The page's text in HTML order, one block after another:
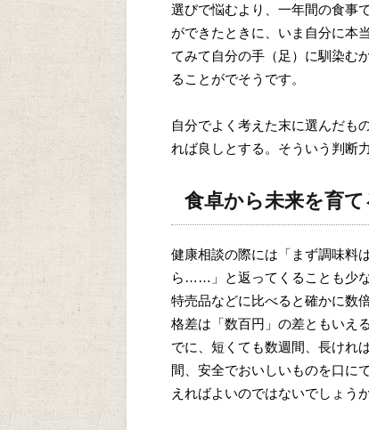
選びで悩むより、一年間の食事
ができたときに、いま自分に本
てみて自分の手（足）に馴染む
ることがでそうです。
自分でよく考えた末に選んだも
れば良しとする。そういう判断
食卓から未来を育て
健康相談の際には「まず調味料
ら……」と返ってくることも少
特売品などに比べると確かに数
格差は「数百円」の差ともいえ
でに、短くても数週間、長けれ
間、安全でおいしいものを口に
えればよいのではないでしょうか